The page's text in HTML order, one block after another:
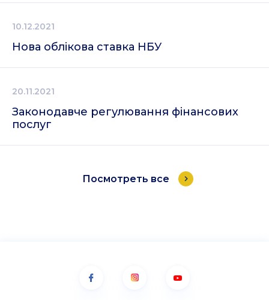
10.12.2021
Нова облікова ставка НБУ
20.11.2021
Законодавче регулювання фінансових
послуг
Посмотреть все